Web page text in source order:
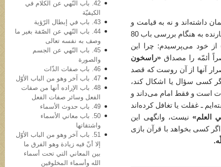
داشته‌اند و نه به قیامت و
به هنگام بررسی باب 80
از خود می‌پرسیدم: چرا این
أئمّه را مصداق «راسخون
آنها از آن روست که قصد
کسی سؤال یا اشکال کند،
آیات است و فقط امام می‌داند و
ـ غفلت یا تغافل کرده‌اند
العلم» نیست، وانگهی این
کسی بخواهد با قرآن بازی
.
42. باب النّهي عن الکلام في
الکیفیّة
43. باب في‌ إبطال الرّؤیة
44. باب النّهي عن الصّفة بغیر ما
وصف به نفسه تعالی
45. باب النّهي عن الجسم
والصورة
46. باب صفات الذّات
47. باب آخر وهو من الباب الأوّل
48. باب الإراده أنها من صفات
الفعل وسائر صفات الفعل
49. باب حدوث الأسماء
50. باب معاني الأسماء
واشتقاتها
51. باب آخر وهو من الباب الأوّل
إلا أنّ فیه زیادة وهو الفرق ما
بین المعاني التي تحت أسماء
الله وأسماء المخلوقین